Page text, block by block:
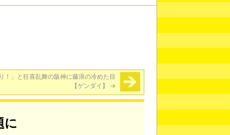
！」と狂喜乱舞の阪神に藤浪の冷めた目
【ゲンダイ】 →
に